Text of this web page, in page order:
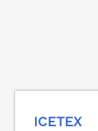
ICETEX